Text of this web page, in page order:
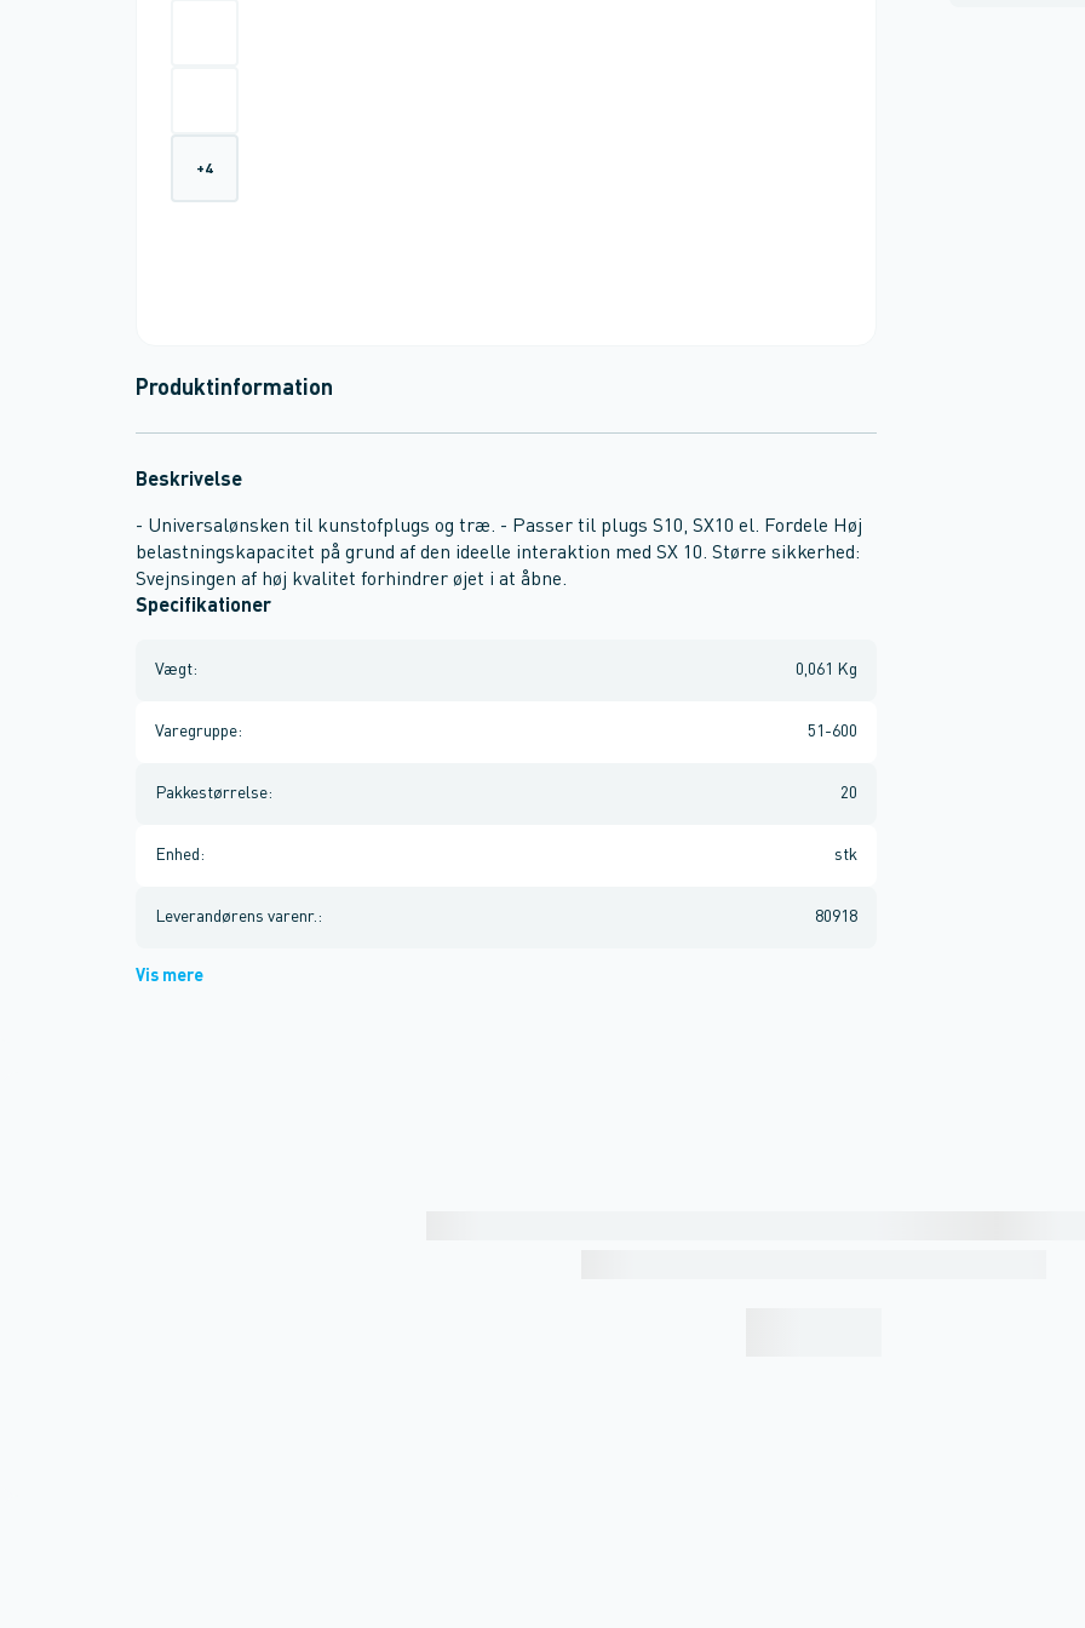
+4
Produktinformation
Beskrivelse
- Universalønsken til kunstofplugs og træ. - Passer til plugs S10, SX10 el. Fordele Høj
belastningskapacitet på grund af den ideelle interaktion med SX 10. Større sikkerhed:
Svejnsingen af høj kvalitet forhindrer øjet i at åbne.
Specifikationer
Vægt: 0,061 Kg
Varegruppe: 51-600
Pakkestørrelse: 20
Enhed : stk
Leverandørens varenr. : 80918
Vis mere